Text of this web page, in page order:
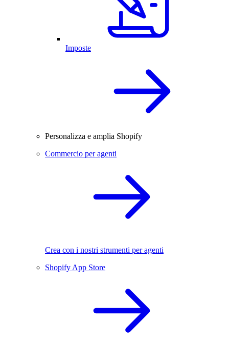
Imposte
Personalizza e amplia Shopify
Commercio per agenti
Crea con i nostri strumenti per agenti
Shopify App Store